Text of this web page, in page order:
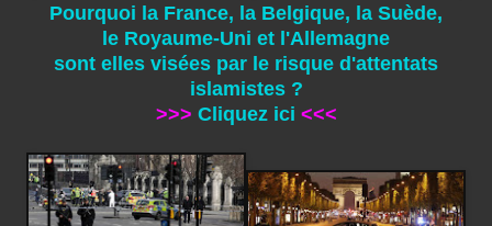
Pourquoi la France, la Belgique, la Suède,
le Royaume-Uni et l'Allemagne
sont elles visées par le risque d'attentats
islamistes ?
>>> Cliquez ici <<<